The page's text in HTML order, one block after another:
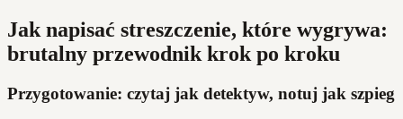
Jak napisać streszczenie, które wygrywa:
brutalny przewodnik krok po kroku
Przygotowanie: czytaj jak detektyw, notuj jak szpieg